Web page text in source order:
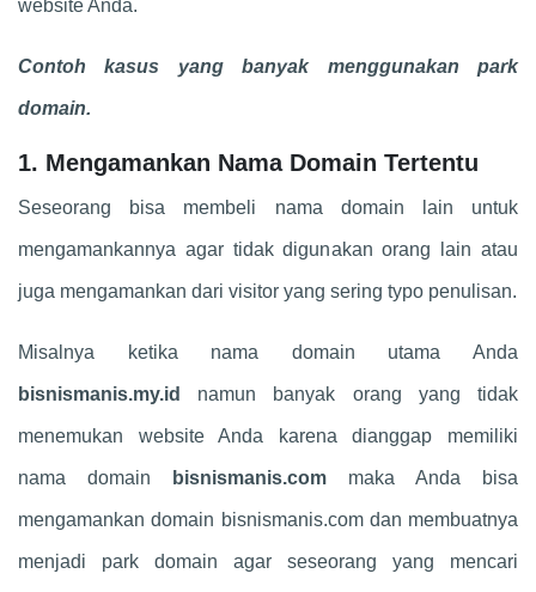
website Anda.
Contoh kasus yang banyak menggunakan park
domain.
1. Mengamankan Nama Domain Tertentu
Seseorang bisa membeli nama domain lain untuk
mengamankannya agar tidak digunakan orang lain atau
juga mengamankan dari visitor yang sering typo penulisan.
Misalnya ketika nama domain utama Anda
bisnismanis.my.id namun banyak orang yang tidak
menemukan website Anda karena dianggap memiliki
nama domain bisnismanis.com maka Anda bisa
mengamankan domain bisnismanis.com dan membuatnya
menjadi park domain agar seseorang yang mencari